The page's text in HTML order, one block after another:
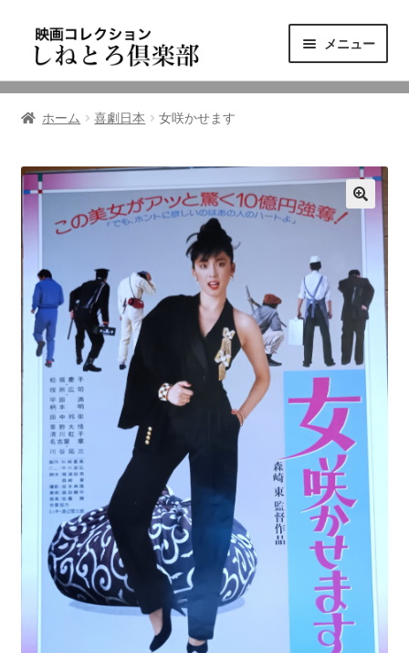
ゲ
シ
ン
へ
ス
キ
ッ
プ
テ
ツ
ス
キ
ッ
プ
メニュー
ニュース
東三河の映画館
しねとろ倶楽部について
リンクの旅
ホーム 喜劇日本 女咲かせます